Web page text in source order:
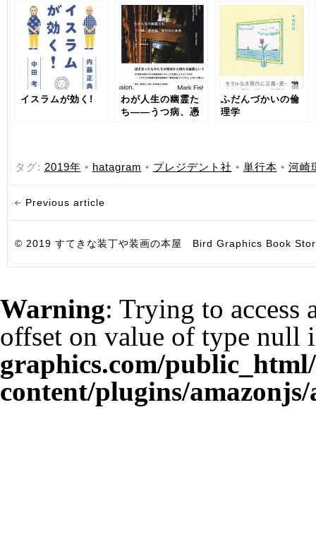
イスラムが効く!
わが人生の幽霊た
ち――うつ病、憑
ふだんづかいの倫
理学
タグ: 2019年 • hatagram • プレジデント社 • 単行本 • 河崎
Previous article
© 2019 すてきな装丁や装画の本屋 Bird Graphics Book
Warning: Trying to access
offset on value of type null
graphics.com/
content/plugins/